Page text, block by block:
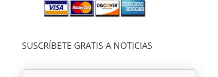
SUSCRÍBETE GRATIS A NOTICIAS